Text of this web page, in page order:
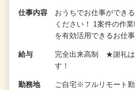
仕事内容
おうちでお仕事ができ
ください！ 1案件の作
を有効活用できるお仕
給与
完全出来高制 ★謝礼は
す！
勤務地
ご自宅※フルリモート